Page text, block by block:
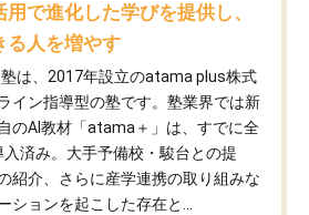
で進化した学びを提供し、
る人を増やす
は、2017年設立のatama plus株式
イン指導型の塾です。塾業界では新
のAI教材「atama＋」は、すでに全
済み。大手予備校・駿台との提
紹介、さらに産学連携の取り組みな
ションを起こした存在と...